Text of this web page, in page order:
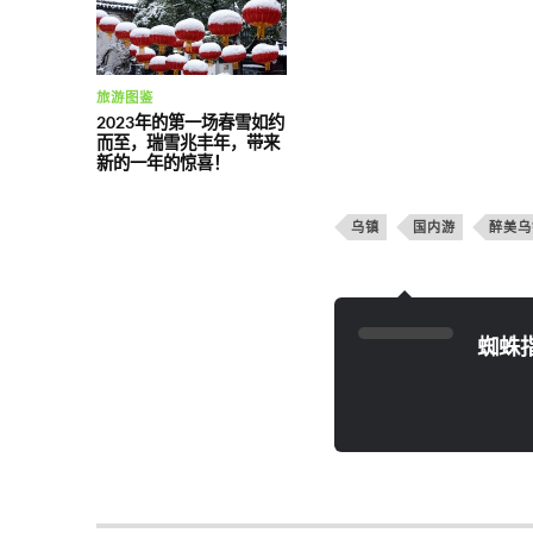
旅游图鉴
2023年的第一场春雪如约
而至，瑞雪兆丰年，带来
新的一年的惊喜！
乌镇 国内游 醉美
蜘蛛